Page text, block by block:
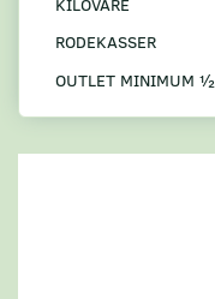
RODEKASSER
OUTLET MINIMUM